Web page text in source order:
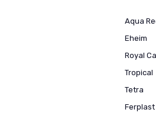
Aqua
Eheim
Royal
Tropical
Tetra
Ferplast